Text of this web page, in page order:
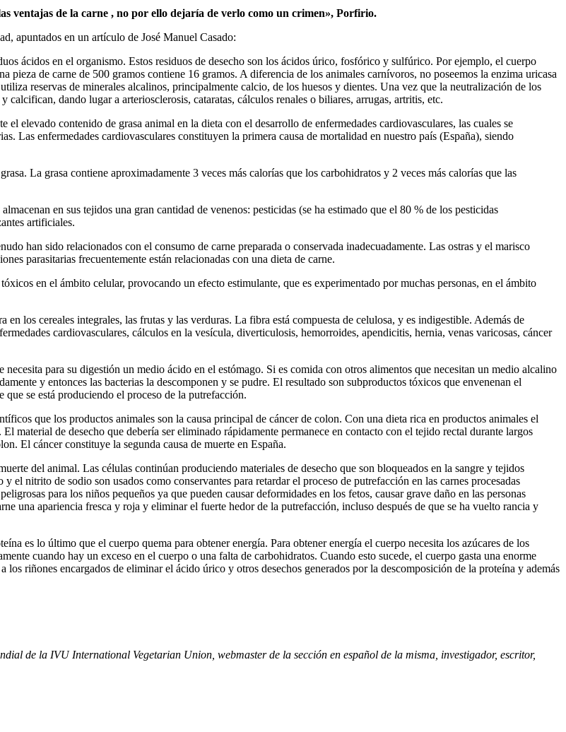
ventajas de la carne , no por ello dejaría de verlo como un crimen», Porfirio.
apuntados en un artículo de José Manuel Casado:
ácidos en el organismo. Estos residuos de desecho son los ácidos úrico, fosfórico y sulfúrico. Por ejemplo, el cuerpo
pieza de carne de 500 gramos contiene 16 gramos. A diferencia de los animales carnívoros, no poseemos la enzima uricasa
reservas de minerales alcalinos, principalmente calcio, de los huesos y dientes. Una vez que la neutralización de los
dando lugar a arteriosclerosis, cataratas, cálculos renales o biliares, arrugas, artritis, etc.
elevado contenido de grasa animal en la dieta con el desarrollo de enfermedades cardiovasculares, las cuales se
Las enfermedades cardiovasculares constituyen la primera causa de mortalidad en nuestro país (España), siendo
La grasa contiene aproximadamente 3 veces más calorías que los carbohidratos y 2 veces más calorías que las
en sus tejidos una gran cantidad de venenos: pesticidas (se ha estimado que el 80 % de los pesticidas
artificiales.
han sido relacionados con el consumo de carne preparada o conservada inadecuadamente. Las ostras y el marisco
parasitarias frecuentemente están relacionadas con una dieta de carne.
en el ámbito celular, provocando un efecto estimulante, que es experimentado por muchas personas, en el ámbito
los cereales integrales, las frutas y las verduras. La fibra está compuesta de celulosa, y es indigestible. Además de
cardiovasculares, cálculos en la vesícula, diverticulosis, hemorroides, apendicitis, hernia, venas varicosas, cáncer
para su digestión un medio ácido en el estómago. Si es comida con otros alimentos que necesitan un medio alcalino
y entonces las bacterias la descomponen y se pudre. El resultado son subproductos tóxicos que envenenan el
se está produciendo el proceso de la putrefacción.
que los productos animales son la causa principal de cáncer de colon. Con una dieta rica en productos animales el
material de desecho que debería ser eliminado rápidamente permanece en contacto con el tejido rectal durante largos
El cáncer constituye la segunda causa de muerte en España.
del animal. Las células continúan produciendo materiales de desecho que son bloqueados en la sangre y tejidos
el nitrito de sodio son usados como conservantes para retardar el proceso de putrefacción en las carnes procesadas
para los niños pequeños ya que pueden causar deformidades en los fetos, causar grave daño en las personas
una apariencia fresca y roja y eliminar el fuerte hedor de la putrefacción, incluso después de que se ha vuelto rancia y
es lo último que el cuerpo quema para obtener energía. Para obtener energía el cuerpo necesita los azúcares de los
cuando hay un exceso en el cuerpo o una falta de carbohidratos. Cuando esto sucede, el cuerpo gasta una enorme
riñones encargados de eliminar el ácido úrico y otros desechos generados por la descomposición de la proteína y además
de la IVU International Vegetarian Union, webmaster de la sección en español de la misma, investigador, escritor,